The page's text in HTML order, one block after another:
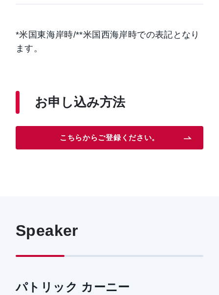
*米国東海岸時/**米国西海岸時での表記となり
ます。
お申し込み方法
こちらからご登録ください。
Speaker
パトリック カーニー